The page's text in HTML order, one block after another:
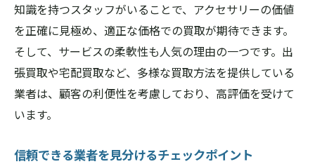
知識を持つスタッフがいることで、アクセサリーの価値
を正確に見極め、適正な価格での買取が期待できます。
そして、サービスの柔軟性も人気の理由の一つです。出
張買取や宅配買取など、多様な買取方法を提供している
業者は、顧客の利便性を考慮しており、高評価を受けて
います。
信頼できる業者を見分けるチェックポイント